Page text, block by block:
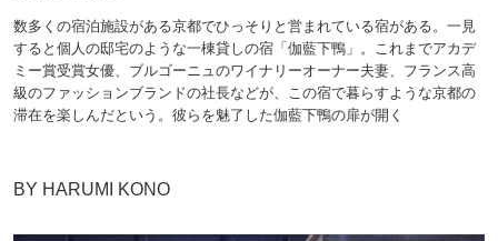
数多くの宿泊施設がある京都でひっそりと営まれている宿がある。一見
すると個人の邸宅のような一棟貸しの宿「伽藍下鴨」。これまでアカデ
ミー賞受賞女優、ブルゴーニュのワイナリーオーナー夫妻、フランス高
級のファッションブランドの社長などが、この宿で暮らすような京都の
滞在を楽しんだという。彼らを魅了した伽藍下鴨の扉が開く
BY HARUMI KONO